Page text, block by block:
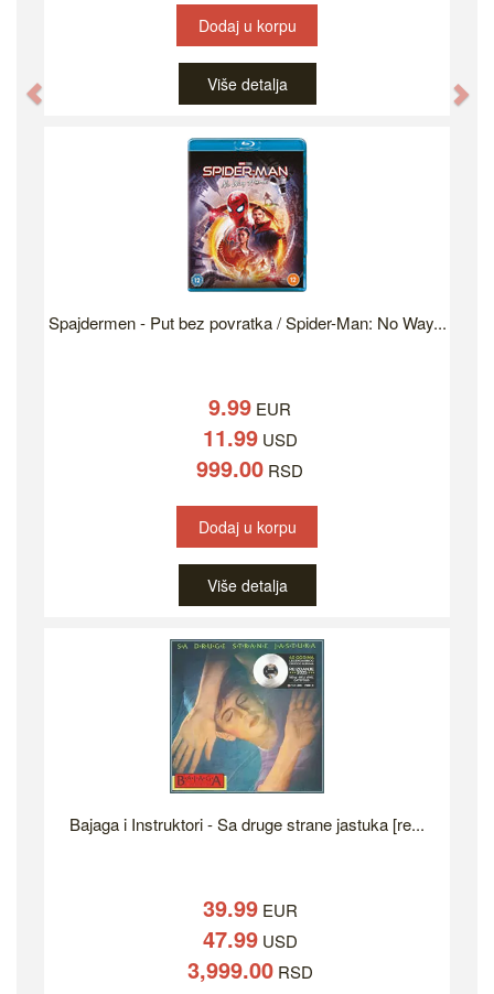
Dodaj u korpu
Više detalja
Spajdermen - Put bez povratka / Spider-Man: No Way...
9.99 EUR
11.99USD
999.00 RSD
Dodaj u korpu
Više detalja
Bajaga i Instruktori - Sa druge strane jastuka [re...
39.99EUR
47.99USD
3,999.00RSD